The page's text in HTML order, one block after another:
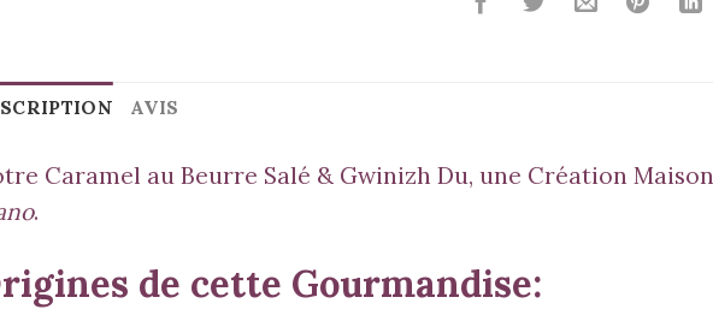
AVIS
Caramel au Beurre Salé & Gwinizh Du, une Création Maison
.
de cette Gourmandise: